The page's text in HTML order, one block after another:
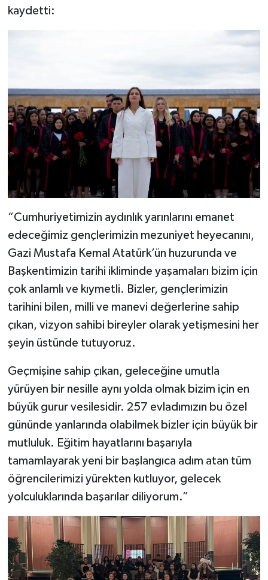
kaydetti:
“Cumhuriyetimizin aydınlık yarınlarını emanet
edeceğimiz gençlerimizin mezuniyet heyecanını,
Gazi Mustafa Kemal Atatürk’ün huzurunda ve
Başkentimizin tarihi ikliminde yaşamaları bizim için
çok anlamlı ve kıymetli. Bizler, gençlerimizin
tarihini bilen, milli ve manevi değerlerine sahip
çıkan, vizyon sahibi bireyler olarak yetişmesini her
şeyin üstünde tutuyoruz.
Geçmişine sahip çıkan, geleceğine umutla
yürüyen bir nesille aynı yolda olmak bizim için en
büyük gurur vesilesidir. 257 evladımızın bu özel
gününde yanlarında olabilmek bizler için büyük bir
mutluluk. Eğitim hayatlarını başarıyla
tamamlayarak yeni bir başlangıca adım atan tüm
öğrencilerimizi yürekten kutluyor, gelecek
yolculuklarında başarılar diliyorum.”